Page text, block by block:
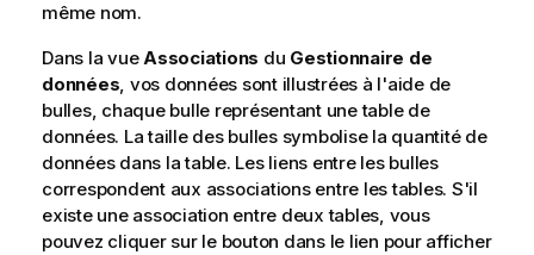
même nom.
Dans la vueAssociations du Gestionnaire de
données, vos données sont illustrées à l'aide de
bulles, chaque bulle représentant une table de
données. La taille des bulles symbolise la quantité de
données dans la table. Les liens entre les bulles
correspondent aux associations entre les tables. S'il
existe une association entre deux tables, vous
pouvez cliquer sur le bouton dans le lien pour afficher